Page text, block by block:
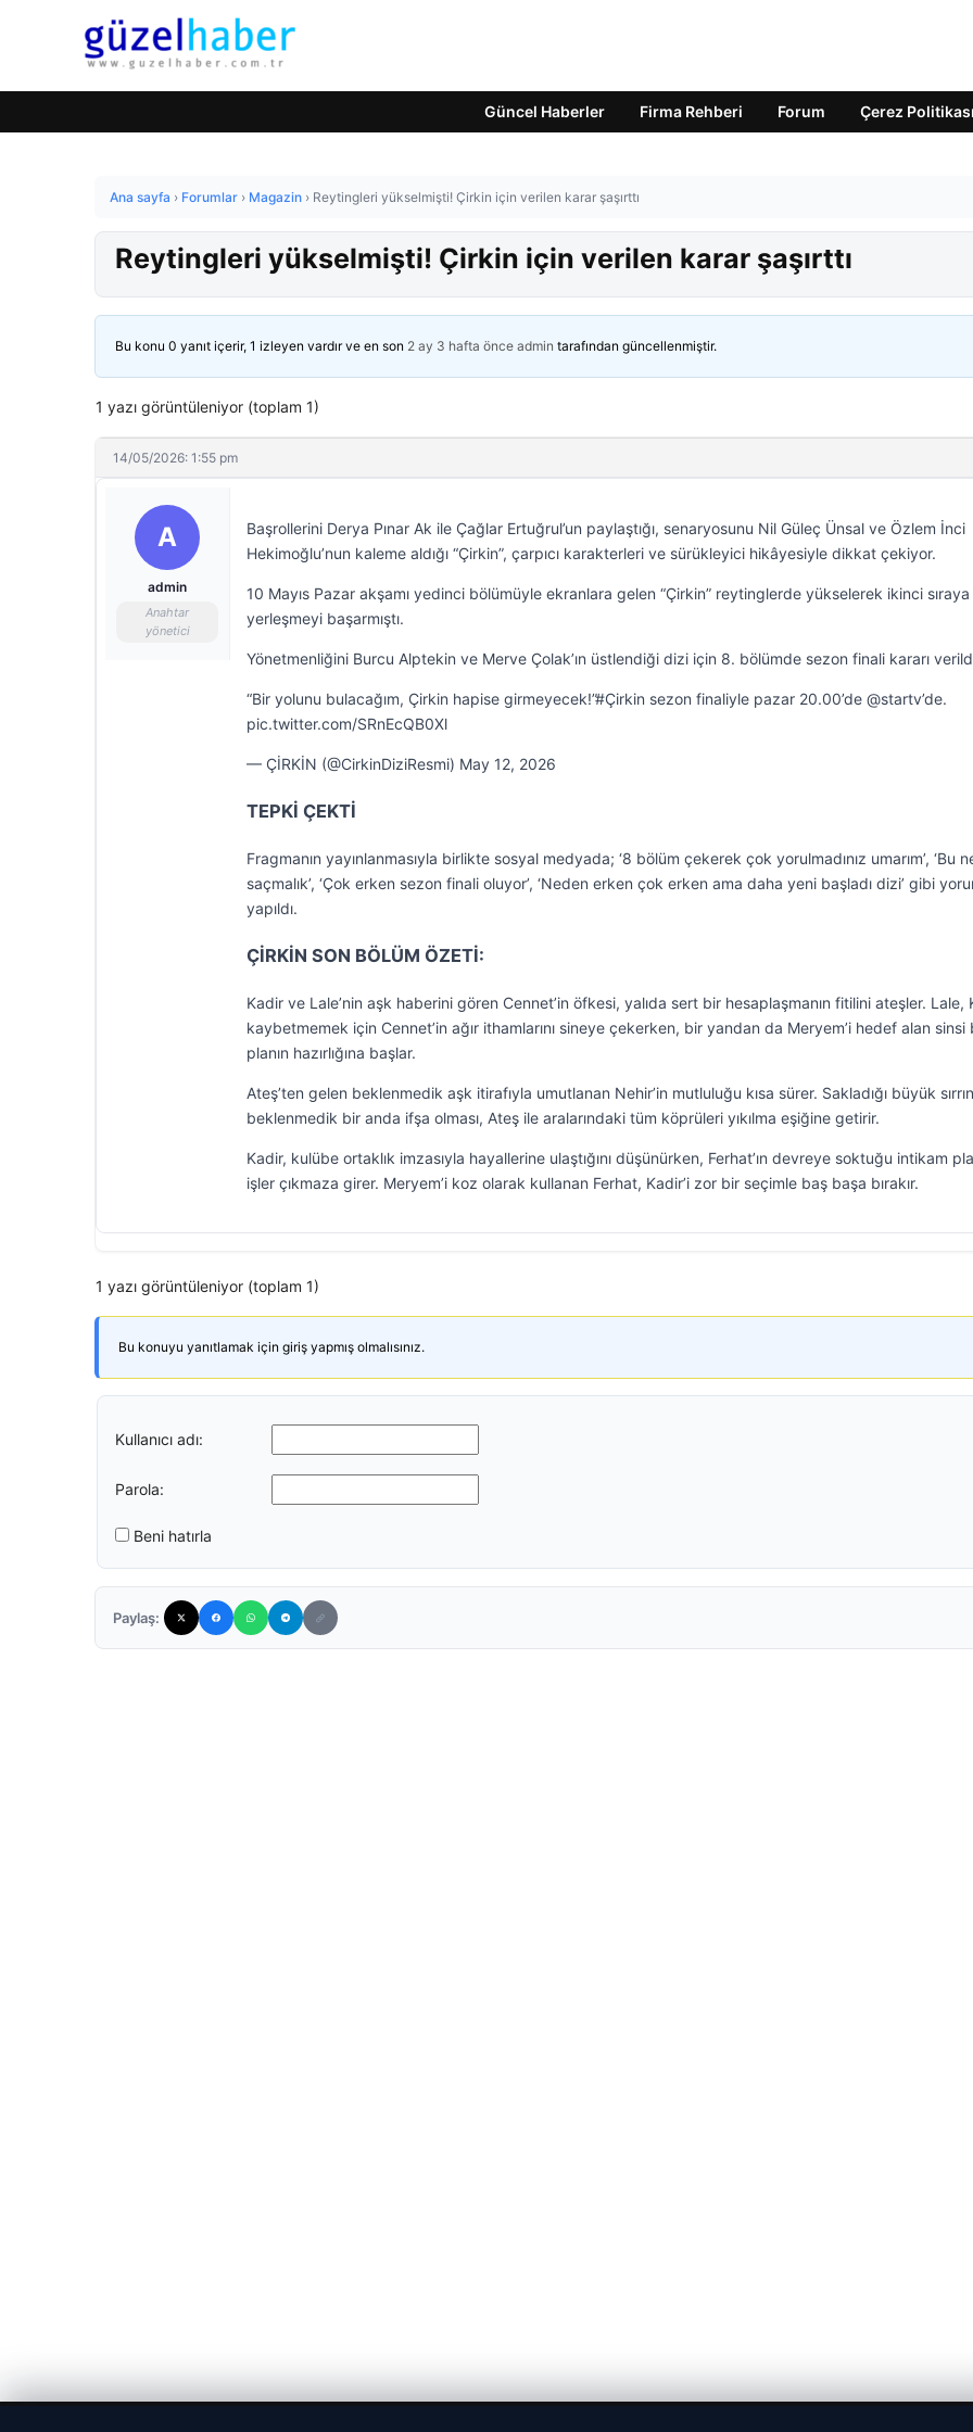
Güncel Haberler Firma Rehberi Forum Çerez Politikası
Ana sayfa › Forumlar › Magazin › Reytingleri yükselmişti! Çirkin için verilen karar şaşırttı
Reytingleri yükselmişti! Çirkin için verilen karar şaşırttı
Bu konu 0 yanıt içerir, 1 izleyen vardır ve en son 2 ay 3 hafta önce admin tarafından güncellenmiştir.
1 yazı görüntüleniyor (toplam 1)
14/05/2026: 1:55 pm
A
admin
Anahtar
yönetici
Başrollerini Derya Pınar Ak ile Çağlar Ertuğrul’un paylaştığı, senaryosunu Nil Güleç Ünsal ve Özlem İnci
Hekimoğlu’nun kaleme aldığı “Çirkin”, çarpıcı karakterleri ve sürükleyici hikâyesiyle dikkat çekiyor.
10 Mayıs Pazar akşamı yedinci bölümüyle ekranlara gelen “Çirkin” reytinglerde yükselerek ikinci sıraya
yerleşmeyi başarmıştı.
Yönetmenliğini Burcu Alptekin ve Merve Çolak’ın üstlendiği dizi için 8. bölümde sezon finali kararı
“Bir yolunu bulacağım, Çirkin hapise girmeyecek!”#Çirkin sezon finaliyle pazar 20.00’de @startv’de.
pic.twitter.com/SRnEcQB0Xl
— ÇİRKİN (@CirkinDiziResmi) May 12, 2026
TEPKİ ÇEKTİ
Fragmanın yayınlanmasıyla birlikte sosyal medyada; ‘8 bölüm çekerek çok yorulmadınız umarım’, ‘Bu
saçmalık’, ‘Çok erken sezon finali oluyor’, ‘Neden erken çok erken ama daha yeni başladı dizi’ gibi
yapıldı.
ÇİRKİN SON BÖLÜM ÖZETİ:
Kadir ve Lale’nin aşk haberini gören Cennet’in öfkesi, yalıda sert bir hesaplaşmanın fitilini ateşler. Lale,
kaybetmemek için Cennet’in ağır ithamlarını sineye çekerken, bir yandan da Meryem’i hedef alan sinsi
planın hazırlığına başlar.
Ateş’ten gelen beklenmedik aşk itirafıyla umutlanan Nehir’in mutluluğu kısa sürer. Sakladığı büyük sırrın
beklenmedik bir anda ifşa olması, Ateş ile aralarındaki tüm köprüleri yıkılma eşiğine getirir.
Kadir, kulübe ortaklık imzasıyla hayallerine ulaştığını düşünürken, Ferhat’ın devreye soktuğu intikam
işler çıkmaza girer. Meryem’i koz olarak kullanan Ferhat, Kadir’i zor bir seçimle baş başa bırakır.
1 yazı görüntüleniyor (toplam 1)
Bu konuyu yanıtlamak için giriş yapmış olmalısınız.
Kullanıcı adı:
Parola:
Beni hatırla
Paylaş: